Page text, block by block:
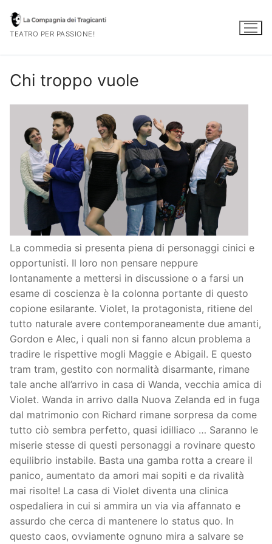
contenuto
TEATRO PER PASSIONE!
Chi troppo vuole
La commedia si presenta piena di personaggi cinici e
opportunisti. Il loro non pensare neppure
lontanamente a mettersi in discussione o a farsi un
esame di coscienza è la colonna portante di questo
copione esilarante. Violet, la protagonista, ritiene del
tutto naturale avere contemporaneamente due amanti,
Gordon e Alec, i quali non si fanno alcun problema a
tradire le rispettive mogli Maggie e Abigail. E questo
tram tram, gestito con normalità disarmante, rimane
tale anche all’arrivo in casa di Wanda, vecchia amica di
Violet. Wanda in arrivo dalla Nuova Zelanda ed in fuga
dal matrimonio con Richard rimane sorpresa da come
tutto ciò sembra perfetto, quasi idilliaco … Saranno le
miserie stesse di questi personaggi a rovinare questo
equilibrio instabile. Basta una gamba rotta a creare il
panico, aumentato da amori mai sopiti e da rivalità
mai risolte! La casa di Violet diventa una clinica
ospedaliera in cui si ammira un via via affannato e
assurdo che cerca di mantenere lo status quo. In
questo caos, ovviamente ognuno mira a salvare se